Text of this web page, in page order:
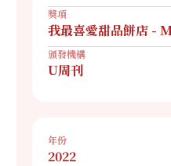
獎項
我最喜愛甜品餅店 -
頒發機構
U周刊
年份
2022